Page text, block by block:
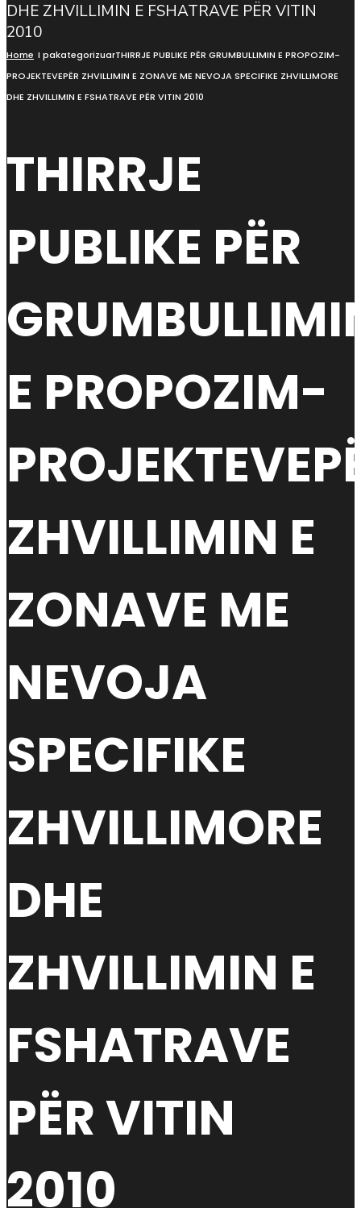
Home I pakategorizuarTHIRRJE PUBLIKE PËR GRUMBULLIMIN E PROPOZIM-
PROJEKTEVEPËR ZHVILLIMIN E ZONAVE ME NEVOJA SPECIFIKE ZHVILLIMORE
DHE ZHVILLIMIN E FSHATRAVE PËR VITIN 2010
THIRRJE
PUBLIKE PËR
E PROPOZIM-
ZHVILLIMIN E
ZONAVE ME
NEVOJA
SPECIFIKE
ZHVILLIMORE
DHE
ZHVILLIMIN E
FSHATRAVE
PËR VITIN
2010